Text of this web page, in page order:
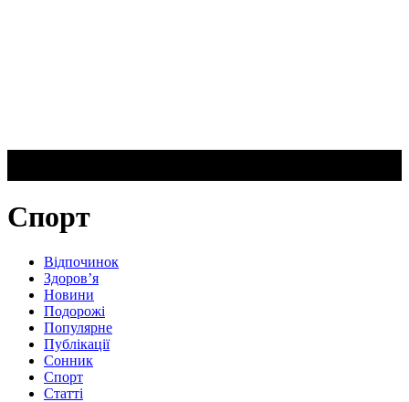
Спорт
Відпочинок
Здоров’я
Новини
Подорожі
Популярне
Публікації
Сонник
Спорт
Статті